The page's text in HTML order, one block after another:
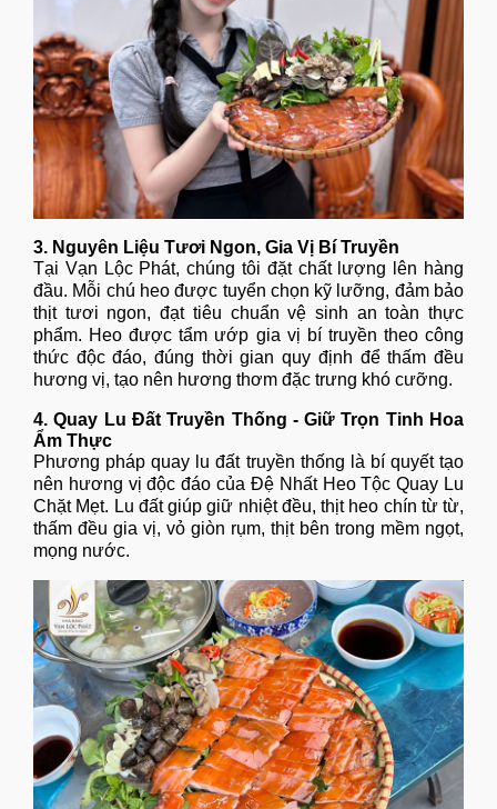
3. Nguyên Liệu Tươi Ngon, Gia Vị Bí Truyền
Tại Vạn Lộc Phát, chúng tôi đặt chất lượng lên hàng
đầu. Mỗi chú heo được tuyển chọn kỹ lưỡng, đảm bảo
thịt tươi ngon, đạt tiêu chuẩn vệ sinh an toàn thực
phẩm. Heo được tẩm ướp gia vị bí truyền theo công
thức độc đáo, đúng thời gian quy định để thấm đều
hương vị, tạo nên hương thơm đặc trưng khó cưỡng.
4. Quay Lu Đất Truyền Thống - Giữ Trọn Tinh Hoa
Ẩm Thực
Phương pháp quay lu đất truyền thống là bí quyết tạo
nên hương vị độc đáo của Đệ Nhất Heo Tộc Quay Lu
Chặt Mẹt. Lu đất giúp giữ nhiệt đều, thịt heo chín từ từ,
thấm đều gia vị, vỏ giòn rụm, thịt bên trong mềm ngọt,
mọng nước.